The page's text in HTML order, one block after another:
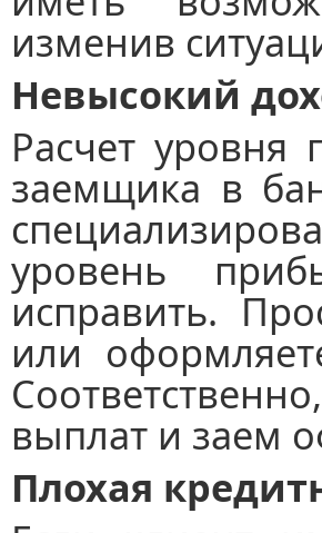
изменив
Невысокий
Расчет уровня
заемщика в
уровень
исправить.
или
выплат и заем
Плохая